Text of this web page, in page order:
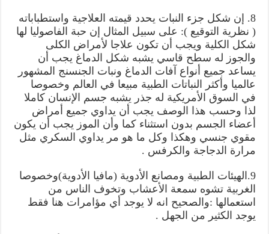
8. إن شكل جزء النبات يحدد قيمته العلاجية واستطباباته
( نظرية التوقيع ): على سبيل المثال إن حبة الفاصوليا لها
شكل الكلية ويجب أن تكون علاجا لأمراض الكلى
والجوز له سطح قاسي يشبه شكل الدماغ يجب أن
يساعد جميع أنواع آفات الدماغ ونبات الجنسنج المشهور
عالميا وأكثر النباتات الطبية مبيعا في العالم وخصوصا
في السوق الأمريكية له جذر يشبه جسم الإنسان كاملا
لذا وحسب هذا الوصف يجب أن يداوي جميع أمراض
أعضاء الجسم بدون استثناء كما وأن الموز يجب أن يكون
مقوي جنسي وهكذا وكل ما هو مر يداوي السكري مثل
مرارة الدجاجة والكرفس .
9.الهيئات الطبية ومصانع الأدوية (مافيا الأدوية)وخصوصا
الغربية تشوه سمعة الأعشاب وتخوف الناس من
استعمالها :والصحيح انه لا يوجد أي مؤامرات هنا فقط
يوجد الكثير من الجهل .